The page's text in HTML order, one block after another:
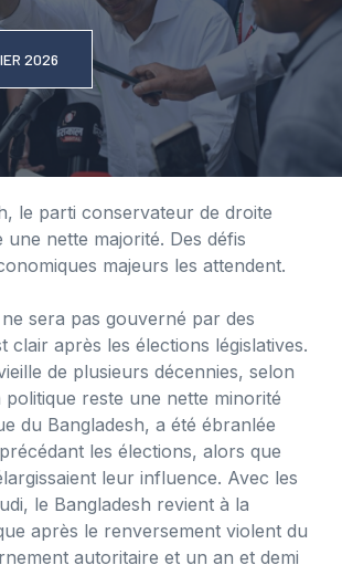
2026
le parti conservateur de droite
nette majorité. Des défis
majeurs les attendent.
ne sera pas gouverné par des
clair après les élections législatives.
de plusieurs décennies, selon
politique reste une nette minorité
du Bangladesh, a été ébranlée
les élections, alors que
leur influence. Avec les
le Bangladesh revient à la
après le renversement violent du
autoritaire et un an et demi